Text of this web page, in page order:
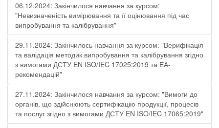
06.12.2024: Закінчилося навчання за курсом:
"Невизначеність вимірювання та її оцінювання під час
випробування та калібрування"
29.11.2024: Закінчилось навчання за курсом: "Верифікація
та валідація методик випробування та калібрування згідно
з вимогами ДСТУ EN ISO/IEC 17025:2019 та ЕА-
рекомендацій"
27.11.2024: Закінчилося навчання за курсом: "Вимоги до
органів, що здійснюють сертифікацію продукції, процесів
та послуг згідно з вимогами ДСТУ EN ISO/IEC 17065:2019"